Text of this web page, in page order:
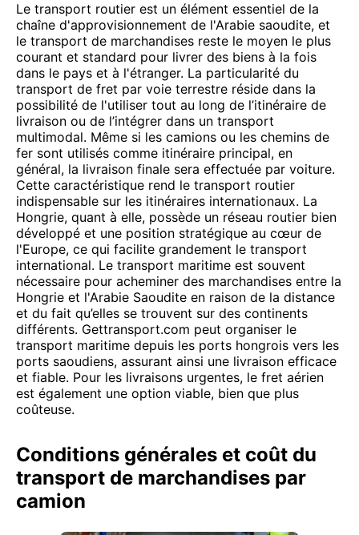
Le transport routier est un élément essentiel de la
chaîne d'approvisionnement de l'Arabie saoudite, et
le transport de marchandises reste le moyen le plus
courant et standard pour livrer des biens à la fois
dans le pays et à l'étranger. La particularité du
transport de fret par voie terrestre réside dans la
possibilité de l'utiliser tout au long de l’itinéraire de
livraison ou de l’intégrer dans un transport
multimodal. Même si les camions ou les chemins de
fer sont utilisés comme itinéraire principal, en
général, la livraison finale sera effectuée par voiture.
Cette caractéristique rend le transport routier
indispensable sur les itinéraires internationaux. La
Hongrie, quant à elle, possède un réseau routier bien
développé et une position stratégique au cœur de
l'Europe, ce qui facilite grandement le transport
international. Le transport maritime est souvent
nécessaire pour acheminer des marchandises entre la
Hongrie et l'Arabie Saoudite en raison de la distance
et du fait qu’elles se trouvent sur des continents
différents. Gettransport.com peut organiser le
transport maritime depuis les ports hongrois vers les
ports saoudiens, assurant ainsi une livraison efficace
et fiable. Pour les livraisons urgentes, le fret aérien
est également une option viable, bien que plus
coûteuse.
Conditions générales et coût du
transport de marchandises par
camion